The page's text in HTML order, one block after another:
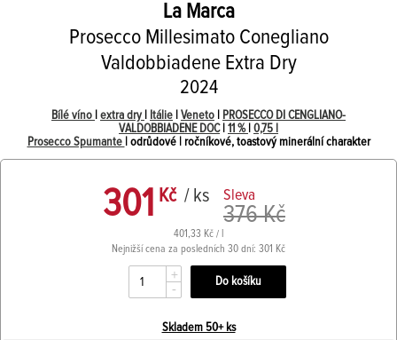
La Marca
Prosecco Millesimato Conegliano
Valdobbiadene Extra Dry
2024
Bílé víno extra dry Itálie Veneto
PROSECCO DI CENGLIANO-
VALDOBBIADENE DOC| 11 % 0,75 l
Prosecco Spumante
| odrůdové | ročníkové, toastový minerální charakter
301 Kč / ks Sleva
376 Kč
401,33 Kč / l
Nejnižší cena za posledních 30 dní: 301 Kč
+
-
Skladem 50+ ks